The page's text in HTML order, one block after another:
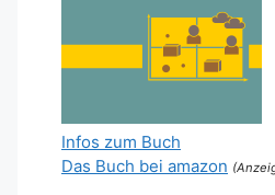
Infos zum Buch
Das Buch bei amazon